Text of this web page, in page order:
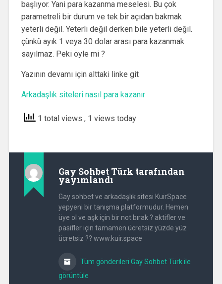
başlıyor. Yani para kazanma meselesi. Bu çok
parametreli bir durum ve tek bir açıdan bakmak
yeterli değil. Yeterli değil derken bile yeterli değil.
çünkü ayık 1 veya 30 dolar arası para kazanmak
sayılmaz. Peki öyle mi ?
Yazının devamı için alttaki linke git
Arkadaşlık siteleri nasıl para kazanır
1 total views , 1 views today
Gay Sohbet Türk tarafından
yayımlandı
Gay sohbet ve arkadaşlık sitesi KuirSpace
yepyeni bir tanışma platformudur. Hemen
üye ol ve aşk için bir not bırak ? aktifler ve
pasifler için tamamen ücretsiz yüzde yüz
ücretsiz ?? www.kuir.space
Tüm gönderileri Gay Sohbet Türk ile
görüntüle